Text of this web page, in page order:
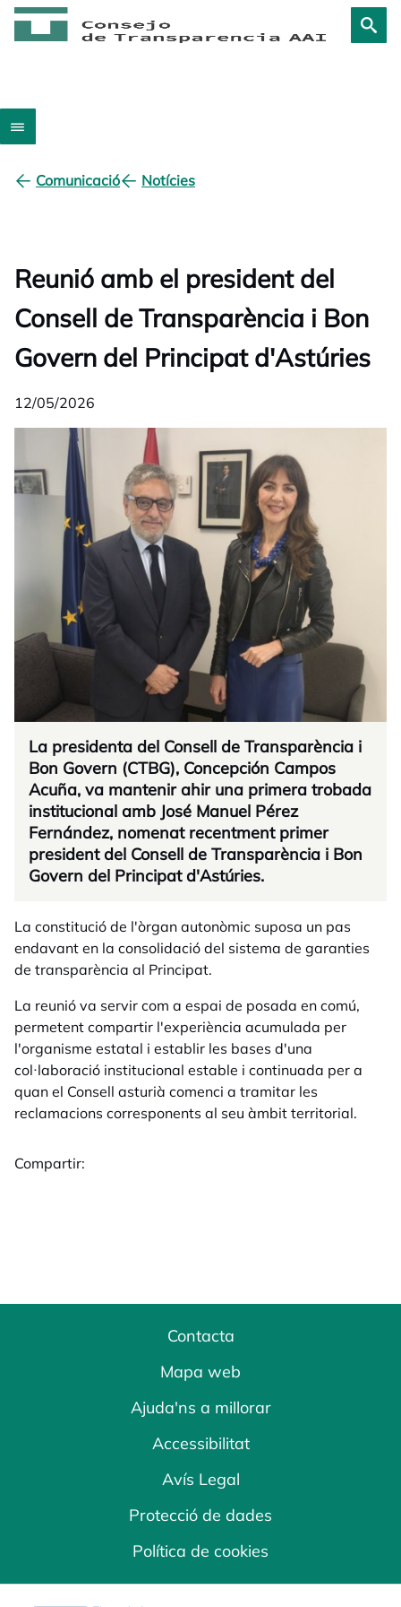
Comunicació Notícies
Reunió amb el president del
Consell de Transparència i Bon
Govern del Principat d'Astúries
12/05/2026
La presidenta del Consell de Transparència i
Bon Govern (CTBG), Concepción Campos
Acuña, va mantenir ahir una primera trobada
institucional amb José Manuel Pérez
Fernández, nomenat recentment primer
president del Consell de Transparència i Bon
Govern del Principat d'Astúries.
La constitució de l'òrgan autonòmic suposa un pas
endavant en la consolidació del sistema de garanties
de transparència al Principat.
La reunió va servir com a espai de posada en comú,
permetent compartir l'experiència acumulada per
l'organisme estatal i establir les bases d'una
col·laboració institucional estable i continuada per a
quan el Consell asturià comenci a tramitar les
reclamacions corresponents al seu àmbit territorial.
Compartir:
Contacta
Mapa web
Ajuda'ns a millorar
Accessibilitat
Avís Legal
Protecció de dades
Política de cookies